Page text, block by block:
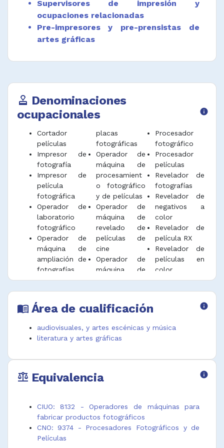
el procesamiento fotográfico.
Desempeñar funciones afines.
Supervisores de impresión y
ocupaciones relacionadas
Pre-impresores y pre-prensistas de
artes gráficas
approval Denominaciones
ocupacionales
info
Cortador
películas
Impresor de
fotografía
Impresor de
película
fotográfica
Operador de
laboratorio
fotográfico
Operador de
máquina de
ampliación de
fotografías
Operador de
máquina de
fabricación de
papel
Operador de
máquina de
placas
fotográficas
Operador de
máquina de
procesamient
o fotográfico
y de películas
Operador de
máquina de
revelado de
películas de
cine
Operador de
máquina de
revelado
fotográfico
máquina para
películas
fotográficas
Procesador
fotográfico
Procesador
películas
Revelador de
fotografías
Revelador de
negativos a
color
Revelador de
película RX
Revelador de
películas en
color
Revelador
películas
copias de
menu_book Área de cualificación info
audiovisuales, y artes escénicas y música
literatura y artes gráficas
balance Equivalencia info
CIUO: 8132 - Operadores de máquinas para
fabricar productos fotográficos
CNO: 9374 - Procesadores Fotográficos y de
Películas